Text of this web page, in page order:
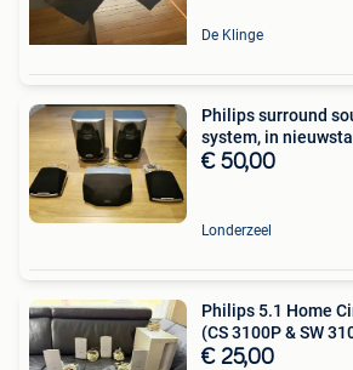
De Klinge
Philips surround
system, in
€ 50,00
Londerzeel
Philips 5.1 Home
(CS 3100P & SW
€ 25,00